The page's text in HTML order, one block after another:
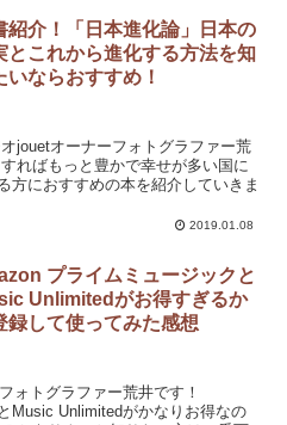
紹介！「日本進化論」日本の
とこれから進化する方法を知
いならおすすめ！
jouetオーナーフォトグラファー荒
ればもっと豊かで幸せが多い国に
方におすすめの本を紹介していきま
2019.01.08
プライムミュージックと
Unlimitedがお得すぎるか
録して使ってみた感想
ォトグラファー荒井です！
Music Unlimitedがかなりお得なの